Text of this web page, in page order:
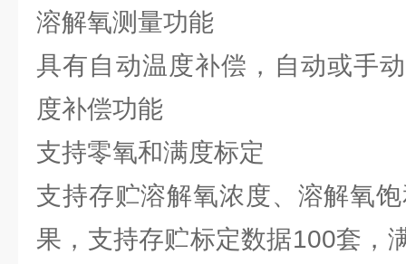
溶解氧测量功能
具有自动温度补偿，自动或手
度补偿功能
支持零氧和满度标定
支持存贮溶解氧浓度、溶解氧
果，支持存贮标定数据100套，